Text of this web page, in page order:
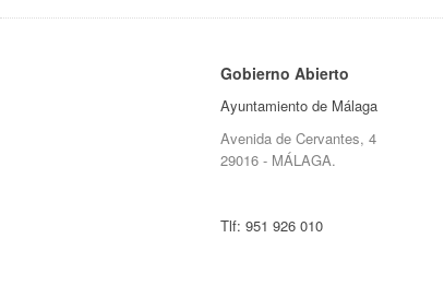
Gobierno Abierto
Ayuntamiento de Málaga
Avenida de Cervantes, 4
29016 - MÁLAGA.
Tlf: 951 926 010